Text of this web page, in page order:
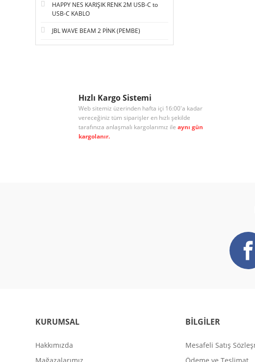
HAPPY NES KARIŞIK RENK 2M USB-C to
USB-C KABLO
JBL WAVE BEAM 2 PİNK (PEMBE)
Hızlı Kargo Sistemi
Web sitemiz üzerinden hafta içi 16:00'a kadar
vereceğiniz tüm siparişler en hızlı şekilde
tarafınıza anlaşmalı kargolarımız ile aynı gün
kargolanır.
KURUMSAL
Hakkımızda
BİLGİLER
Mesafeli Satış